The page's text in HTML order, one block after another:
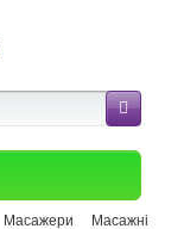
Масажери
Масажні